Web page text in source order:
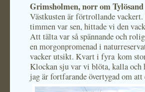
Grimsholmen, norr om Tylösand
Västkusten är förtrollande
timmen var sen, hittade vi den
Att tälta var så spännande och
en morgonpromenad i
vacker utsikt. Kvart i fyra kom
Klockan sju var vi blöta, kalla och
jag är fortfarande övertygad om